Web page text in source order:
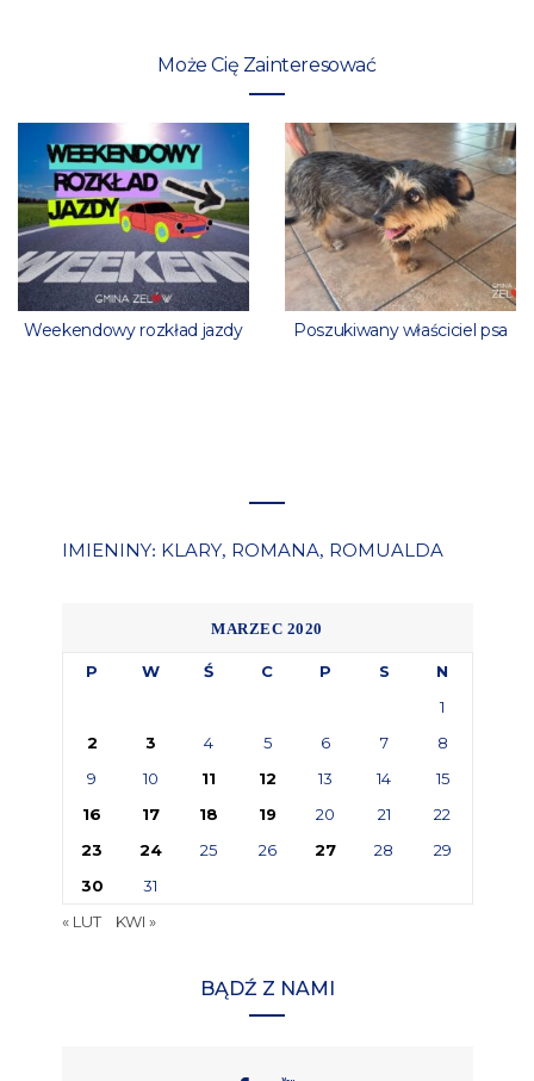
Może Cię Zainteresować
Weekendowy rozkład jazdy Poszukiwany właściciel psa
IMIENINY: KLARY, ROMANA, ROMUALDA
MARZEC 2020
P W Ś C P S
N
1
2
3 4 5 6 7
8
9
10 11 12 13 14
15
16
17 18 19 20 21
22
23
24 25 26 27 28
29
30
31
« LUT
KWI »
BĄDŹ Z NAMI